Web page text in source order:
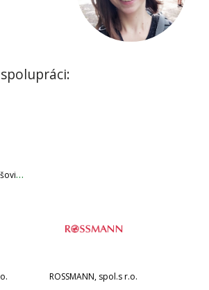
N
ový Šaldorf - Sedlešovice
ROSSMANN, spol.s r.o.